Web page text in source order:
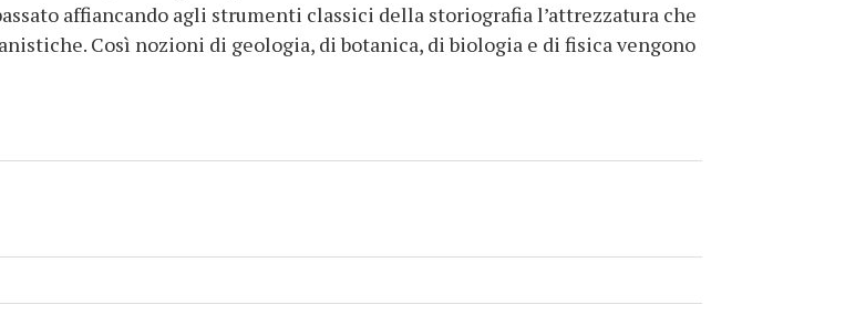
affiancando agli strumenti classici della storiografia l’attrezzatura che
Così nozioni di geologia, di botanica, di biologia e di fisica vengono